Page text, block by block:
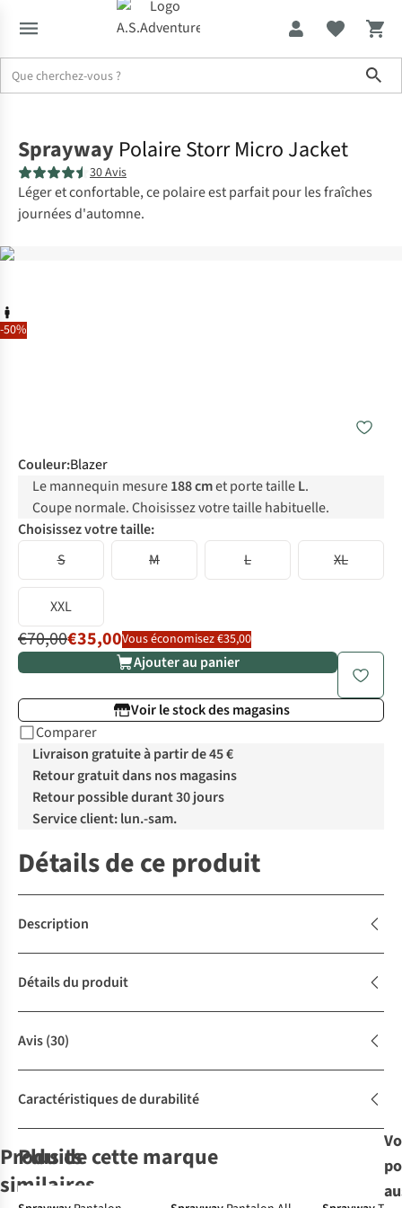
-50%
Sprayway Polaire Storr Micro Jacket
30 Avis
Léger et confortable, ce polaire est parfait pour les fraîches
journées d'automne.
Couleur:Blazer
Le mannequin mesure188 cmet porte tailleL.
Coupe normale. Choisissez votre taille habituelle.
Choisissez votre taille:
S
M L XL
XXL
€70,00€35,00Vous économisez €35,00
Ajouter au panier
Voir le stock des magasins
Comparer
Livraison gratuite à partir de 45 €
Retour gratuit dans nos magasins
Retour possible durant 30 jours
Service client: lun.-sam.
Détails de ce produit
Description
Détails du produit
Avis(30)
Caractéristiques de durabilité
Produits
similaires
-30% -50%
Plus de cette marque
Gore-Tex